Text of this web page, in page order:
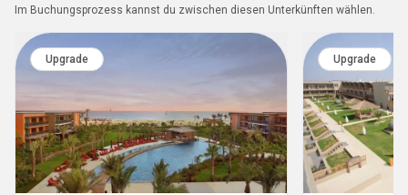
Im Buchungsprozess kannst du zwischen diesen Unterkünften wählen.
Upgrade Upgrade